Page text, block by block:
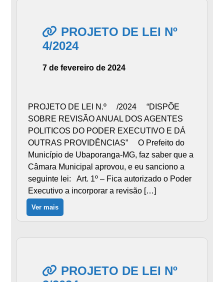
PROJETO DE LEI Nº
4/2024
7 de fevereiro de 2024
PROJETO DE LEI N.º /2024 “DISPÕE
SOBRE REVISÃO ANUAL DOS AGENTES
POLITICOS DO PODER EXECUTIVO E DÁ
OUTRAS PROVIDÊNCIAS” O Prefeito do
Município de Ubaporanga-MG, faz saber que a
Câmara Municipal aprovou, e eu sanciono a
seguinte lei: Art. 1º – Fica autorizado o Poder
Executivo a incorporar a revisão […]
Ver mais
PROJETO DE LEI Nº